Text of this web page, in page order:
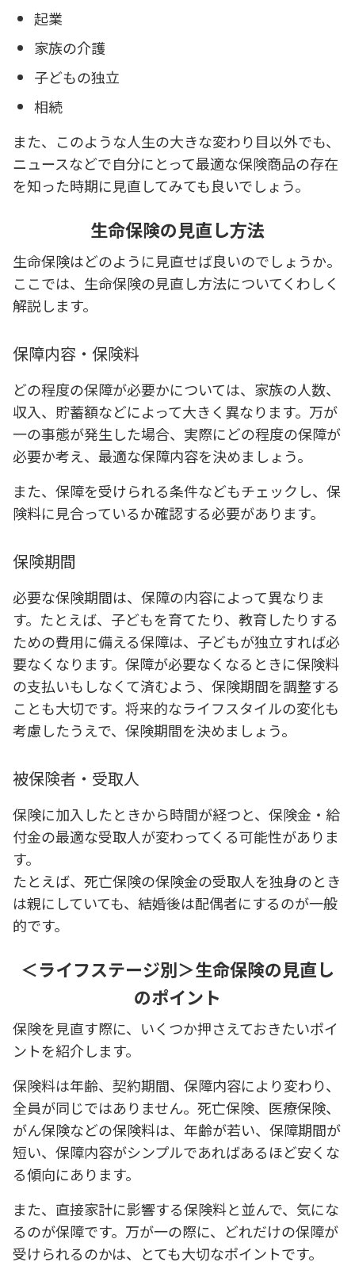
起業
家族の介護
子どもの独立
相続
また、このような人生の大きな変わり目以外でも、
ニュースなどで自分にとって最適な保険商品の存在
を知った時期に見直してみても良いでしょう。
生命保険の見直し方法
生命保険はどのように見直せば良いのでしょうか。
ここでは、生命保険の見直し方法についてくわしく
解説します。
保障内容・保険料
どの程度の保障が必要かについては、家族の人数、
収入、貯蓄額などによって大きく異なります。万が
一の事態が発生した場合、実際にどの程度の保障が
必要か考え、最適な保障内容を決めましょう。
また、保障を受けられる条件などもチェックし、保
険料に見合っているか確認する必要があります。
保険期間
必要な保険期間は、保障の内容によって異なりま
す。たとえば、子どもを育てたり、教育したりする
ための費用に備える保障は、子どもが独立すれば必
要なくなります。保障が必要なくなるときに保険料
の支払いもしなくて済むよう、保険期間を調整する
ことも大切です。将来的なライフスタイルの変化も
考慮したうえで、保険期間を決めましょう。
被保険者・受取人
保険に加入したときから時間が経つと、保険金・給
付金の最適な受取人が変わってくる可能性がありま
す。
たとえば、死亡保険の保険金の受取人を独身のとき
は親にしていても、結婚後は配偶者にするのが一般
的です。
＜ライフステージ別＞生命保険の見直し
のポイント
保険を見直す際に、いくつか押さえておきたいポイ
ントを紹介します。
保険料は年齢、契約期間、保障内容により変わり、
全員が同じではありません。死亡保険、医療保険、
がん保険などの保険料は、年齢が若い、保障期間が
短い、保障内容がシンプルであればあるほど安くな
る傾向にあります。
また、直接家計に影響する保険料と並んで、気にな
るのが保障です。万が一の際に、どれだけの保障が
受けられるのかは、とても大切なポイントです。